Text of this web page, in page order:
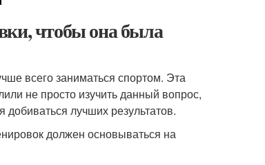
чтобы она была
всего заниматься спортом. Эта
не просто изучить данный вопрос,
лучших результатов.
должен основываться на